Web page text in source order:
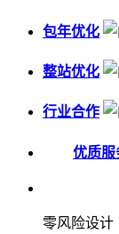
包年优化
整站优化
行业合作
优质服
零风险设计